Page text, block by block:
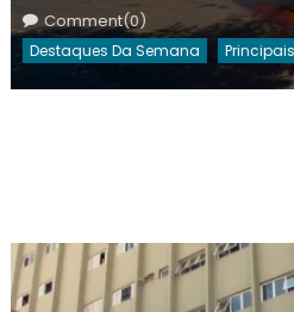
Comment(0)
Destaques Da Semana